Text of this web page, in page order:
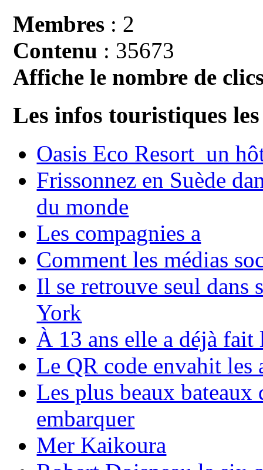
Membres : 2
Contenu : 35673
Affiche le nombre de
Les infos touristiques
Oasis Eco Resort un
Frissonnez en Suède
du monde
Les compagnies a
Comment les médias
Il se retrouve seul dans
York
À 13 ans elle a déjà
Le QR code envahit les
Les plus beaux bateaux
embarquer
Mer Kaikoura